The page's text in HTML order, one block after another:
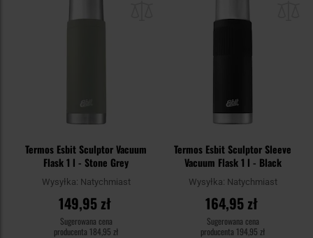
Termos Esbit Sculptor Vacuum
Flask 1 l - Stone Grey
Wysyłka: Natychmiast
149,95 zł
Sugerowana cena
producenta 184,95 zł
Termos Esbit Sculptor Sleeve
Vacuum Flask 1 l - Black
Wysyłka: Natychmiast
164,95 zł
Sugerowana cena
producenta 194,95 zł